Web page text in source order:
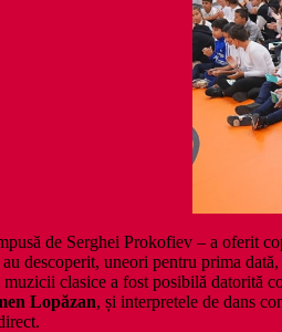
de Serghei Prokofiev – a oferit
descoperit, uneori pentru prima
muzicii clasice a fost posibilă datorită
Lopăzan, și interpretele de dans